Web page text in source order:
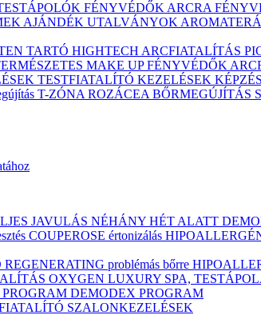
FÉNYVÉDŐK ARCRA
AJÁNDÉK UTALVÁNYOK
TARTÓ HIGHTECH ARCFIATALÍTÁS
MAKE UPFÉNYVÉDŐK
TESTFIATALÍTÓ KEZELÉSEK
T-ZÓNA ROZÁCEA BŐRMEGÚJÍTÁS
JAVULÁS NÉHÁNY HÉT ALATT
COUPEROSE értonizálás
REGENERATING problémás bőrre
OXYGEN LUXURY SPA,
DEMODEX PROGRAM
SZALONKEZELÉSEK